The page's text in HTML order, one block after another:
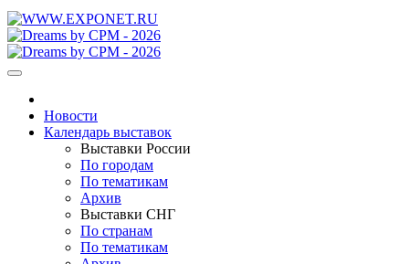
Новости
Календарь выставок
Выставки России
По городам
По тематикам
Архив
Выставки СНГ
По странам
По тематикам